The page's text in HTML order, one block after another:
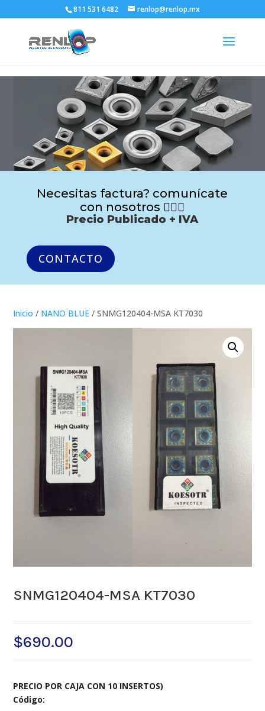
811 531 6482 renlop@renlop.mx
Necesitas factura? comunícate
con nosotros 🙋🏻‍♂️
Precio Publicado + IVA
CONTACTO
Inicio / NANO BLUE / SNMG120404-MSA KT7030
SNMG120404-MSA KT7030
$690.00
PRECIO POR CAJA CON 10 INSERTOS)
Código: